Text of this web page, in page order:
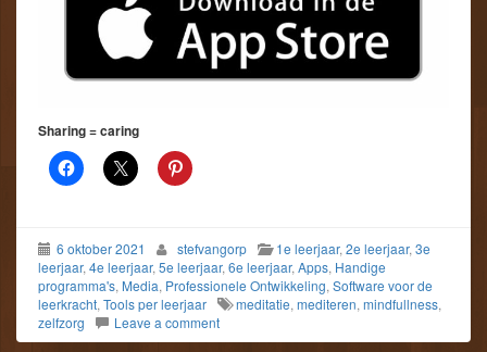
Sharing = caring
6 oktober 2021 stefvangorp 1e leerjaar, 2e leerjaar, 3e
leerjaar, 4e leerjaar, 5e leerjaar, 6e leerjaar, Apps, Handige
programma's, Media, Professionele Ontwikkeling, Software voor de
leerkracht, Tools per leerjaar meditatie, mediteren, mindfullness,
zelfzorg
Leave a comment